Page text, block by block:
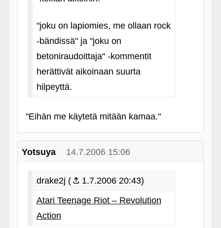
"joku on lapiomies, me ollaan rock
‑bändissä" ja "joku on
betoniraudoittaja" ‑kommentit
herättivät aikoinaan suurta
hilpeyttä.
"Eihän me käytetä mitään kamaa."
Yotsuya 14.7.2006 15:06
drake2j (
1.7.2006 20:43)
Atari Teenage Riot – Revolution
Action